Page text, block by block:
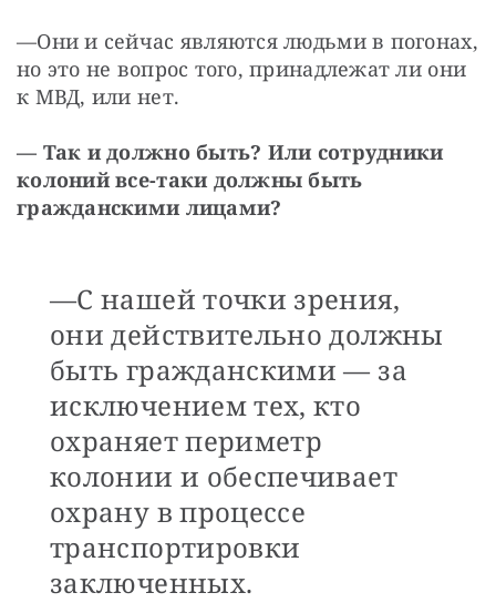
—Они и сейчас являются людьми в погонах,
но это не вопрос того, принадлежат ли они
к МВД, или нет.
— Так и должно быть? Или сотрудники
колоний все-таки должны быть
гражданскими лицами?
—С нашей точки зрения,
они действительно должны
быть гражданскими — за
исключением тех, кто
охраняет периметр
колонии и обеспечивает
охрану в процессе
транспортировки
заключенных.